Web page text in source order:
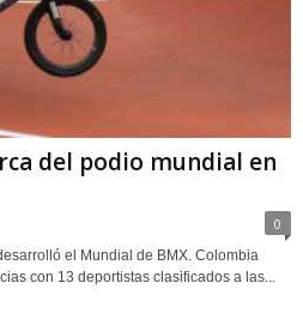
del podio mundial en
0
el Mundial de BMX. Colombia
con 13 deportistas clasificados a las...